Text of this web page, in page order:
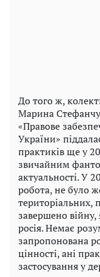
До того ж,
Марина
«Правове
України»
практиків ще у
звичайним
актуальності. У
робота, не було
територіальних,
завершено
росія. Немає
запропонована
цінності, ані
застосування у